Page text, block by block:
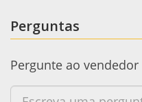
Perguntas
Pergunte ao vendedor